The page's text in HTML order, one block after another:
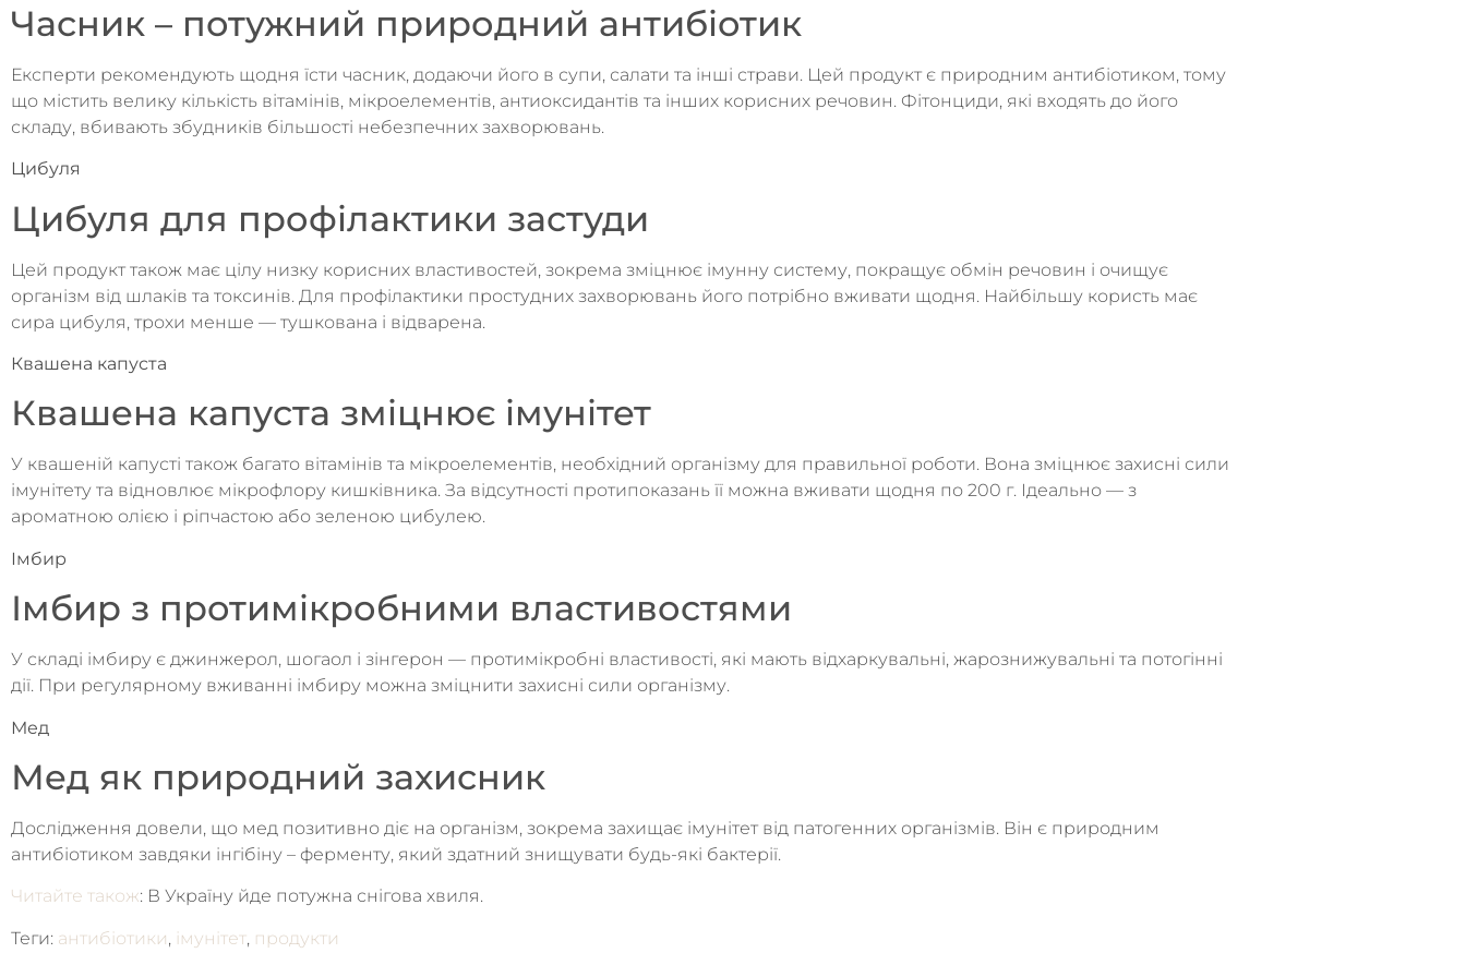
Часник – потужний природний антибіотик
Експерти рекомендують щодня їсти часник, додаючи його в супи, салати та інші страви. Цей продукт є природним антибіотиком, тому
що містить велику кількість вітамінів, мікроелементів, антиоксидантів та інших корисних речовин. Фітонциди, які входять до його
складу, вбивають збудників більшості небезпечних захворювань.
Цибуля
Цибуля для профілактики застуди
Цей продукт також має цілу низку корисних властивостей, зокрема зміцнює імунну систему, покращує обмін речовин і очищує
організм від шлаків та токсинів. Для профілактики простудних захворювань його потрібно вживати щодня. Найбільшу користь має
сира цибуля, трохи менше — тушкована і відварена.
Квашена капуста
Квашена капуста зміцнює імунітет
У квашеній капусті також багато вітамінів та мікроелементів, необхідний організму для правильної роботи. Вона зміцнює захисні сили
імунітету та відновлює мікрофлору кишківника. За відсутності протипоказань її можна вживати щодня по 200 г. Ідеально — з
ароматною олією і ріпчастою або зеленою цибулею.
Імбир
Імбир з протимікробними властивостями
У складі імбиру є джинжерол, шогаол і зінгерон — протимікробні властивості, які мають відхаркувальні, жарознижувальні та потогінні
дії. При регулярному вживанні імбиру можна зміцнити захисні сили організму.
Мед
Мед як природний захисник
Дослідження довели, що мед позитивно діє на організм, зокрема захищає імунітет від патогенних організмів. Він є природним
антибіотиком завдяки інгібіну – ферменту, який здатний знищувати будь-які бактерії.
Читайте також: В Україну йде потужна снігова хвиля.
Теги: антибіотики, імунітет , продукти